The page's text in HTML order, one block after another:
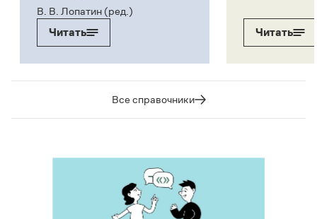
В. В. Лопатин (ред.)
Читать
Читать
Все справочники